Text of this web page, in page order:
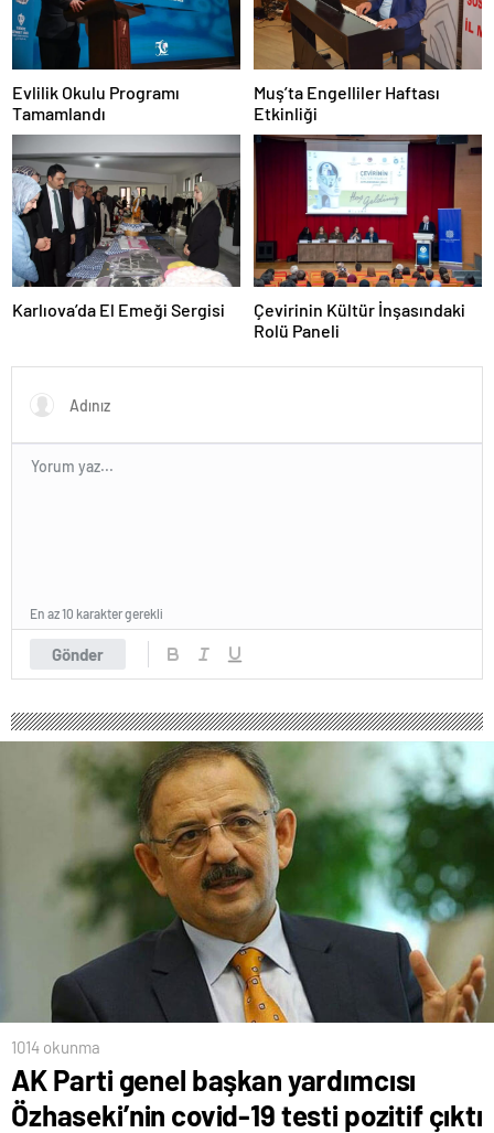
Evlilik Okulu Programı
Tamamlandı
Muş’ta Engelliler Haftası
Etkinliği
Karlıova’da El Emeği Sergisi
Çevirinin Kültür İnşasındaki
Rolü Paneli
Gönder
En az 10 karakter gerekli
1014 okunma
AK Parti genel başkan yardımcısı
Özhaseki’nin covid-19 testi pozitif çıktı